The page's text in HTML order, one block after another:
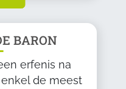
BARON
erfenis na
de meest